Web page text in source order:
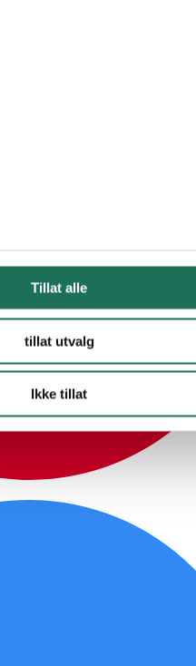
Tillat alle
tillat utvalg
Ikke tillat